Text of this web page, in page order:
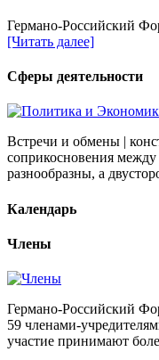
Германо-Российский
[Читать далее]
Сферы деятельности
Встречи и обмены |
соприкосновения
разнообразны, а
Календарь
Члены
Германо-Российский
59 членами-
участие принимают